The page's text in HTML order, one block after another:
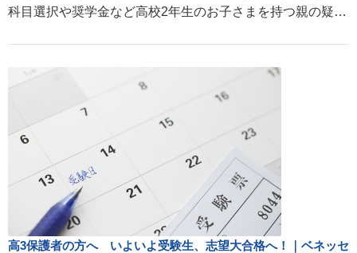
科目選択や奨学金など高校2年生のお子さまを持つ親の疑問
高3保護者の方へ いよいよ受験生、志望大合格へ！｜ベネッセ